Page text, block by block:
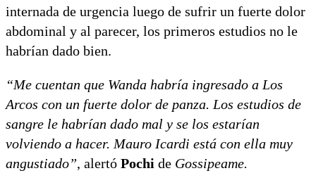
internada de urgencia luego de sufrir un fuerte dolor
abdominal y al parecer, los primeros estudios no le
habrían dado bien.
“Me cuentan que Wanda habría ingresado a Los
Arcos con un fuerte dolor de panza. Los estudios de
sangre le habrían dado mal y se los estarían
volviendo a hacer. Mauro Icardi está con ella muy
angustiado”, alertó Pochi de Gossipeame.